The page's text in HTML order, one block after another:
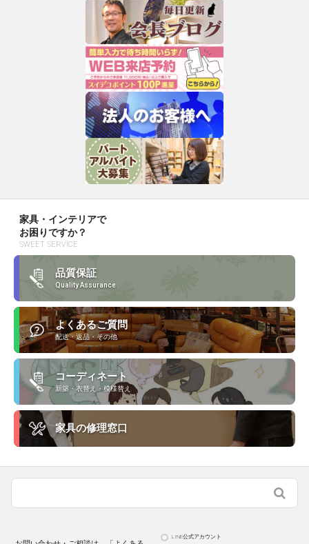
家具・インテリアで
お困りですか？
SWEET SERVICE
品質保証
Quality Assurance
よくあるご質問
配送・返品・その他
コーディネート
新築・衣替え・模様替え
家具の修理窓口
LINE公式アカウント